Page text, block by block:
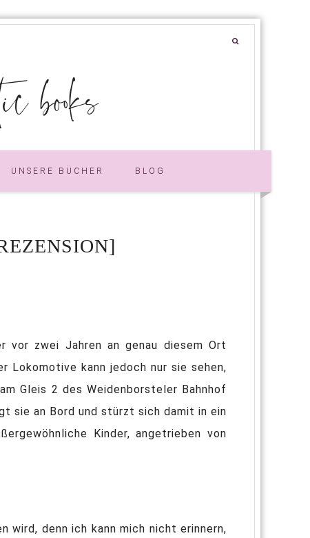
UNSERE BÜCHER BLOG
vor zwei Jahren an genau diesem Ort
Lokomotive kann jedoch nur sie sehen,
Gleis 2 des Weidenborsteler Bahnhof
sie an Bord und stürzt sich damit in ein
Kinder, angetrieben von
wird, denn ich kann mich nicht erinnern,